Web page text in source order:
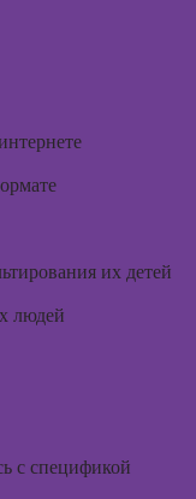
их детей
людей
с спецификой